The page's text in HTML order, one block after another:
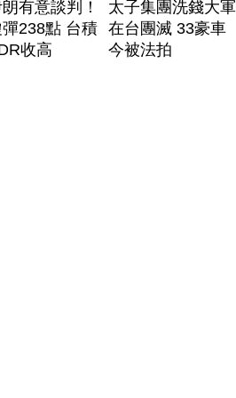
有意談判！
238點 台積
收高
太子集團洗錢大軍
在台團滅 33豪車
今被法拍